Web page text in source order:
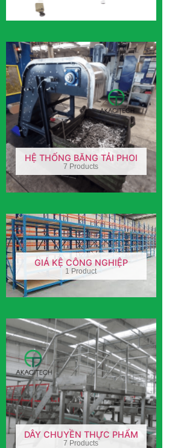
HỆ THỐNG BĂNG TẢI PHOI
7 Products
GIÁ KỆ CÔNG NGHIỆP
1 Product
DÂY CHUYỀN THỰC PHẨM
7 Products